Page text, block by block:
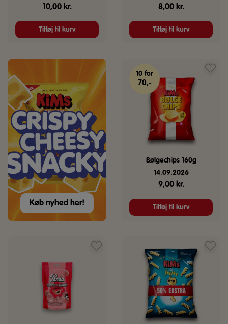
10,00 kr.
Tilføj til kurv
8,00 kr.
Tilføj til kurv
Køb nyhed her!
10 for
70,-
Bølgechips 160g
14.09.2026
9,00 kr.
Tilføj til kurv